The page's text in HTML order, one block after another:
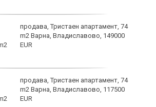
продава, Тристаен апартамент, 74
m2 Варна, Владиславово, 149000
EUR
продава, Тристаен апартамент, 74
m2 Варна, Владиславово, 117500
EUR